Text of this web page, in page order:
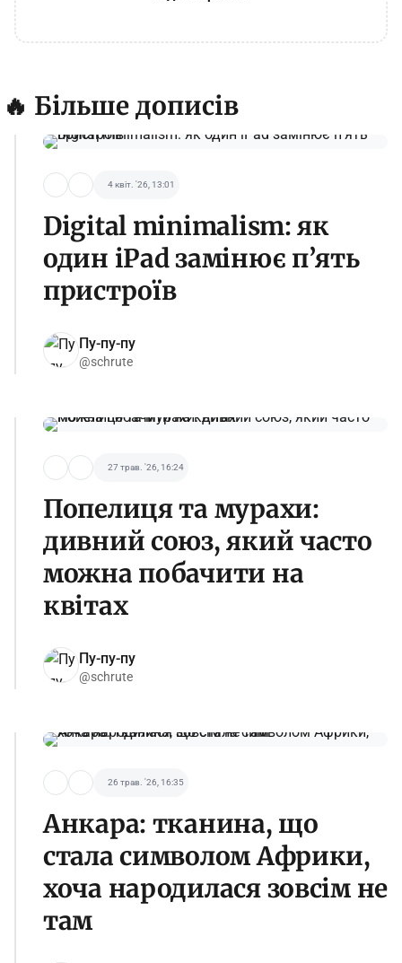
🔥 Більше дописів
4 квіт. '26, 13:01
Digital minimalism: як
один iPad замінює п’ять
пристроїв
Пу-пу-пу
@schrute
27 трав. '26, 16:24
Попелиця та мурахи:
дивний союз, який часто
можна побачити на
квітах
Пу-пу-пу
@schrute
26 трав. '26, 16:35
Анкара: тканина, що
стала символом Африки,
хоча народилася зовсім не
там